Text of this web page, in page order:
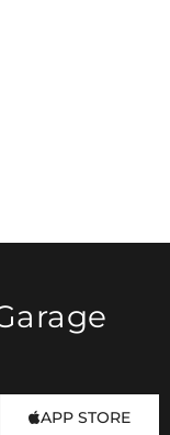
APP STORE